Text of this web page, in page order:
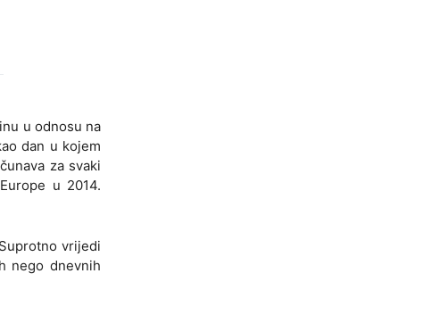
u odnosu na
dan u kojem
za svaki
u 2014.
vrijedi
nego dnevnih